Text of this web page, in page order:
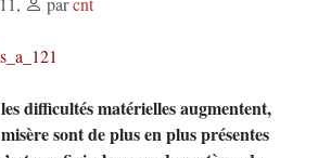
difficultés matérielles augmentent,
sont de plus en plus présentes